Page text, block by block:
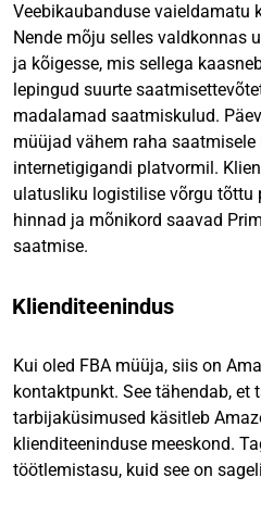
Veebikaubanduse vaieldamatu
Nende mõju selles valdkonnas
ja kõigesse, mis sellega
lepingud suurte
madalamad saatmiskulud.
müüjad vähem raha
internetigigandi platvormil.
ulatusliku logistilise võrgu tõttu
hinnad ja mõnikord saavad
saatmise.
Klienditeenindus
Kui oled FBA müüja, siis on
kontaktpunkt. See tähendab, et
tarbijaküsimused käsitleb
klienditeeninduse meeskond.
töötlemistasu, kuid see on